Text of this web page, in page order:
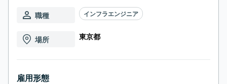
職種 インフラエンジニア
場所 東京都
雇用形態